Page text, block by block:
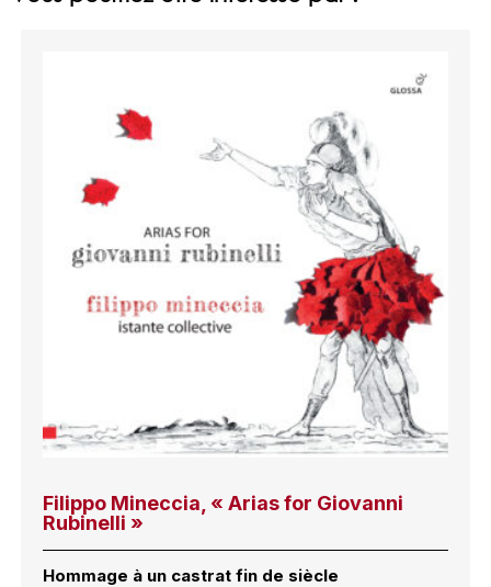
Filippo Mineccia, « Arias for Giovanni
Rubinelli »
Hommage à un castrat fin de siècle